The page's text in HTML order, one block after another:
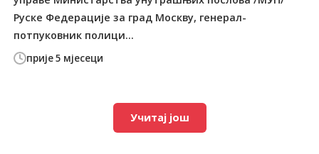
прије 5 мјесеци
Руске Федерације за град Москву, генерал-
потпуковник полици...
Учитај још